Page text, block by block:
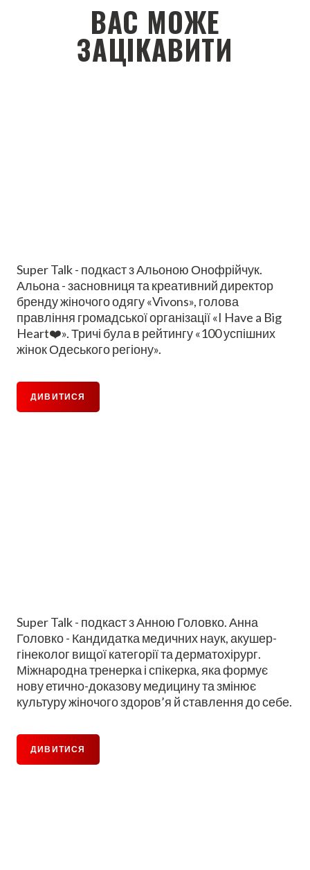
ВАС МОЖЕ
ЗАЦІКАВИТИ
Super Talk - подкаст з Альоною Онофрійчук.
Альона - засновниця та креативний директор
бренду жіночого одягу «Vivons», голова
правління громадської організації «I Have a Big
Heart❤️». Тричі була в рейтингу «100 успішних
жінок Одеського регіону».
ДИВИТИСЯ
Super Talk - подкаст з Анною Головко. Анна
Головко - Кандидатка медичних наук, акушер-
гінеколог вищої категорії та дерматохірург.
Міжнародна тренерка і спікерка, яка формує
нову етично-доказову медицину та змінює
культуру жіночого здоров’я й ставлення до себе.
ДИВИТИСЯ